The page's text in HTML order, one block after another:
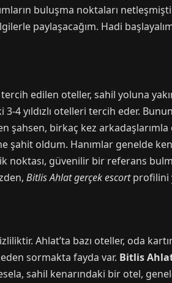
buluşma noktaları
paylaşacağım. Hadi
edilen oteller, sahil yoluna
yıldızlı otelleri tercih eder.
şahsen, birkaç kez
oldum. Hanımlar genelde
güvenilir bir referans
Bitlis Ahlat gerçek escortprofilini
Ahlat’ta bazı oteller, oda
sormakta fayda var. Bitlis
sahil kenarındaki bir otel,